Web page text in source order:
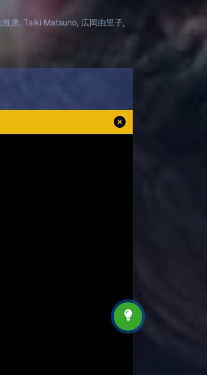
康, Taiki Matsuno, 広岡由里子,